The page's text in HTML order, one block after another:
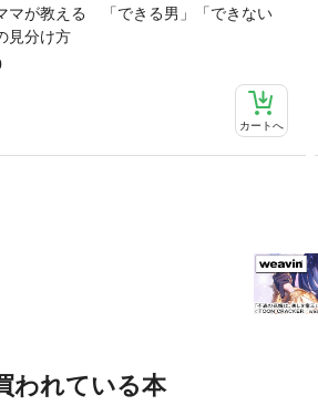
マが教える 「できる男」「できない
見分け方
カートへ
われている本